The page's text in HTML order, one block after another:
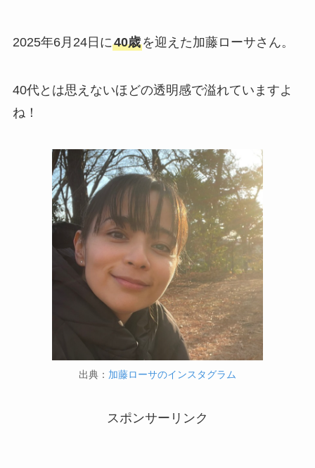
2025年6月24日に40歳を迎えた加藤ローサさん。
40代とは思えないほどの透明感で溢れていますよ
ね！
出典： 加藤ローサのインスタグラム
スポンサーリンク